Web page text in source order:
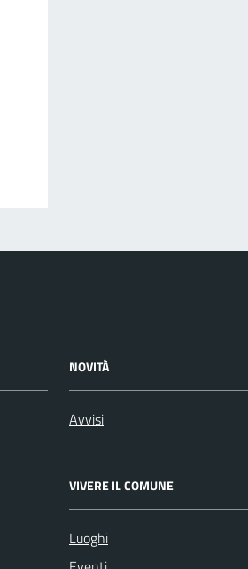
NOVITÀ
Avvisi
VIVERE IL COMUNE
Luoghi